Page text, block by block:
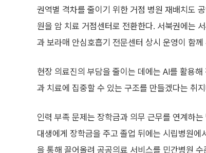
권역별 격차를 줄이기 위한 거점 병원 재배치도
원을 암 치료 거점센터로 전환한다. 서북권에는
과 보라매 안심호흡기 전문센터 상시 운영이 함께
현장 의료진의 부담을 줄이는 데에는 AI를 활용
과 치료에 집중할 수 있는 구조를 만들겠다는 취
인력 부족 문제는 장학금과 의무 근무를 연계하
대생에게 장학금을 주고 졸업 뒤에는 시립병원
을 통해 끌어올려 공공의료 서비스를 민간병원